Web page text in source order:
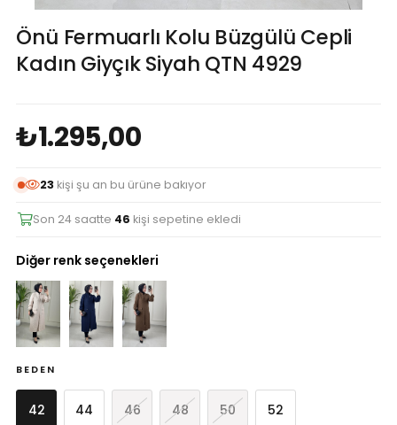
Önü Fermuarlı Kolu Büzgülü Cepli
Kadın Giyçık Siyah QTN 4929
₺1.295,00
23 kişi şu an bu ürüne bakıyor
Son 24 saatte 46 kişi sepetine ekledi
Diğer renk seçenekleri
BEDEN
42 44 46 48 50 52